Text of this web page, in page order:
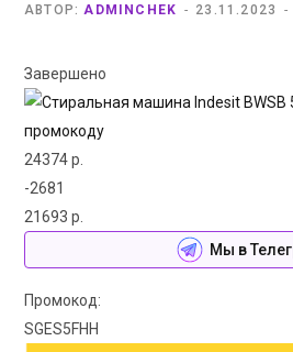
АВТОР: ADMINCHEK 23.11.2023
Завершено
24374 р.
-2681
21693 р.
Мы в
Промокод:
SGES5FHH